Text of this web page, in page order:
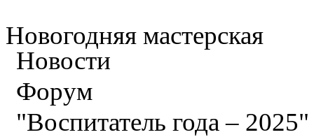
Новогодняя мастерская
Новости
Форум
"Воспитатель года –